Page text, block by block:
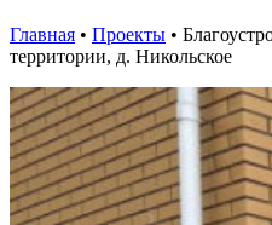
Главная • Проекты •
территории, д. Никольское